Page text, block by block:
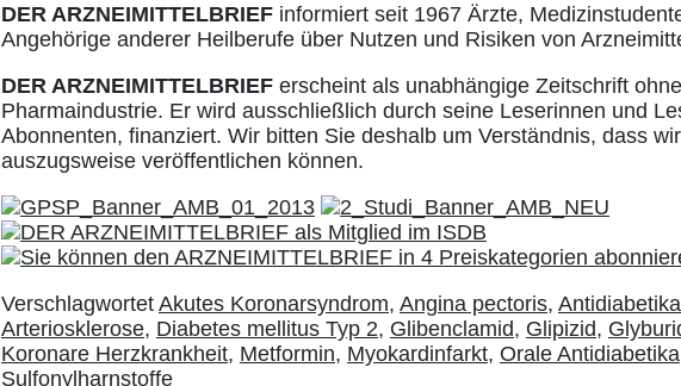
DER ARZNEIMITTELBRIEF informiert seit 1967 Ärzte,
Angehörige anderer Heilberufe über Nutzen und Risiken von
DER ARZNEIMITTELBRIEF erscheint als unabhängige Zeitschrift
Pharmaindustrie. Er wird ausschließlich durch seine Leserinnen und
Abonnenten, finanziert. Wir bitten Sie deshalb um Verständnis, dass
auszugsweise veröffentlichen können.
Verschlagwortet Akutes Koronarsyndrom, Angina pectoris, Antidiabetika
Arteriosklerose, Diabetes mellitus Typ 2, Glibenclamid, Glipizid,
Koronare Herzkrankheit, Metformin, Myokardinfarkt, Orale Antidiabetika
Sulfonylharnstoffe